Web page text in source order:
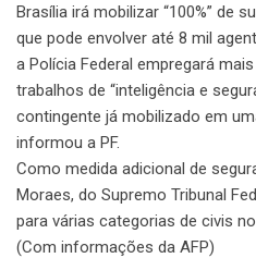
Brasília irá mobilizar “100%” de
que pode envolver até 8 mil
a Polícia Federal empregará
trabalhos de “inteligência e
contingente já mobilizado em
informou a PF.
Como medida adicional de
Moraes, do Supremo Tribunal
para várias categorias de civis
(Com informações da AFP)